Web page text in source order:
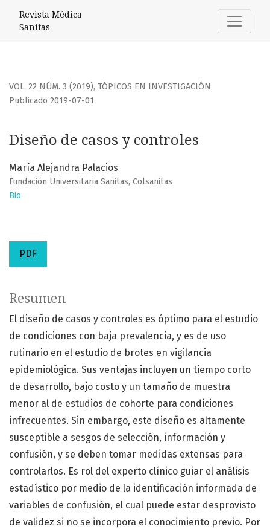
Revista Médica
Sanitas
VOL. 22 NÚM. 3 (2019), TÓPICOS EN INVESTIGACIÓN
Diseño de casos y controles
Publicado 2019-07-01
María Alejandra Palacios
Fundación Universitaria Sanitas, Colsanitas
Bio
PDF
Resumen
El diseño de casos y controles es óptimo para el estudio
de condiciones con baja prevalencia, y es de uso
rutinario en el estudio de brotes en vigilancia
epidemiológica. Sus ventajas incluyen un tiempo corto
de desarrollo, bajo costo y un tamaño de muestra
menor al de estudios de cohorte para condiciones
infrecuentes. Sin embargo, este diseño es altamente
susceptible a sesgos de selección, información y
confusión, y se deben tomar medidas extensas para
controlarlos. Es rol del experto clínico guiar el análisis
estadístico por medio de la identificación informada de
variables de confusión, el cual puede estar desprovisto
de validez si no se incorpora el conocimiento previo. Por